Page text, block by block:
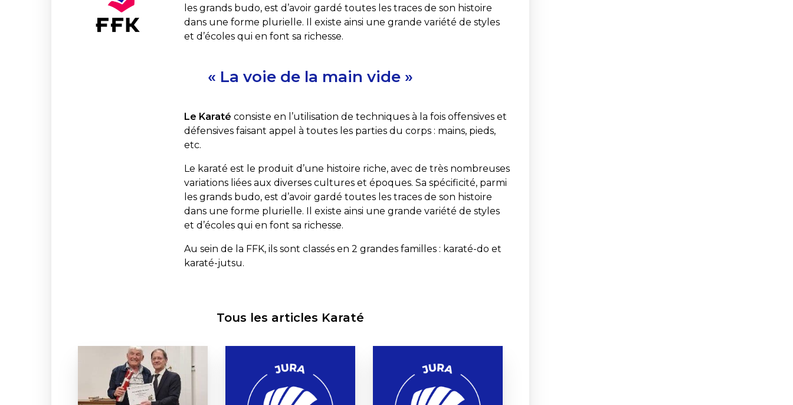
les grands budo, est d’avoir gardé toutes les traces de son histoire
dans une forme plurielle. Il existe ainsi une grande variété de styles
et d’écoles qui en font sa richesse.
« La voie de la main vide »
Le Karaté consiste en l’utilisation de techniques à la fois offensives et
défensives faisant appel à toutes les parties du corps : mains, pieds,
etc.
Le karaté est le produit d’une histoire riche, avec de très nombreuses
variations liées aux diverses cultures et époques. Sa spécificité, parmi
les grands budo, est d’avoir gardé toutes les traces de son histoire
dans une forme plurielle. Il existe ainsi une grande variété de styles
et d’écoles qui en font sa richesse.
Au sein de la FFK, ils sont classés en 2 grandes familles : karaté-do et
karaté-jutsu.
Tous les articles Karaté